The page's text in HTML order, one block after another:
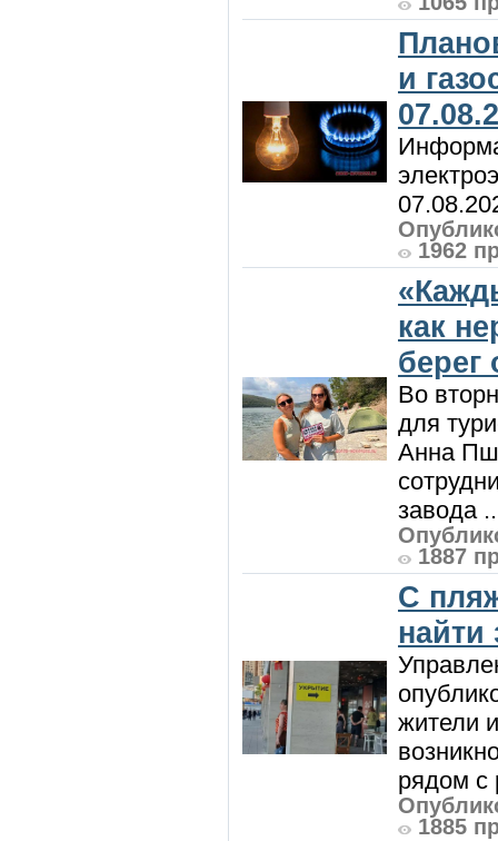
и
1962
как
берег
Во
для
Анна
завода
1887
С
жители
рядом с
1885